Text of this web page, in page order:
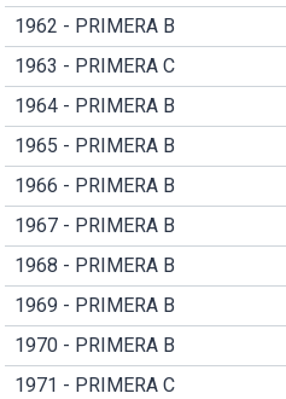
1962 - PRIMERA B
1963 - PRIMERA C
1964 - PRIMERA B
1965 - PRIMERA B
1966 - PRIMERA B
1967 - PRIMERA B
1968 - PRIMERA B
1969 - PRIMERA B
1970 - PRIMERA B
1971 - PRIMERA C